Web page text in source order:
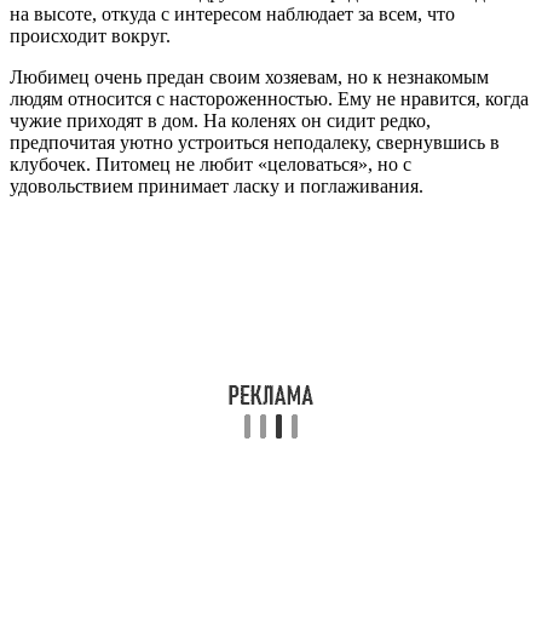
на высоте, откуда с интересом наблюдает за всем, что
происходит вокруг.
Любимец очень предан своим хозяевам, но к незнакомым
людям относится с настороженностью. Ему не нравится, когда
чужие приходят в дом. На коленях он сидит редко,
предпочитая уютно устроиться неподалеку, свернувшись в
клубочек. Питомец не любит «целоваться», но с
удовольствием принимает ласку и поглаживания.